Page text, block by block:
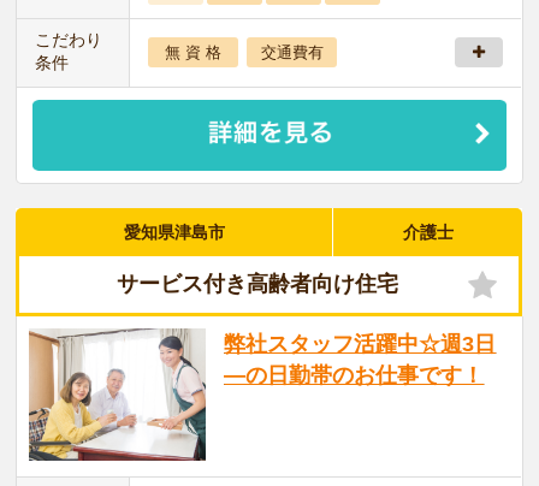
こだわり
条件
無 資 格 交通費有
愛知県津島市 介護士
サービス付き高齢者向け住宅
弊社スタッフ活躍中☆週3日
―の日勤帯のお仕事です！